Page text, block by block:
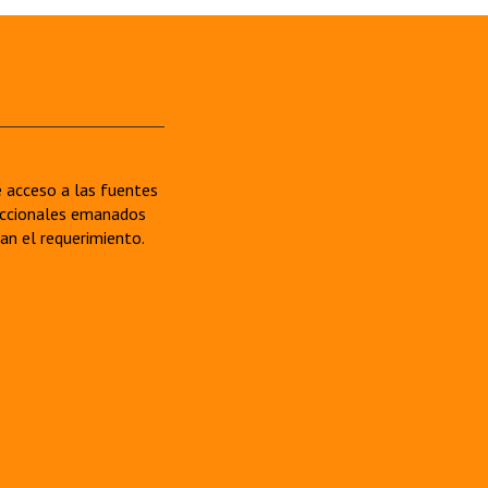
acceso a las fuentes
emanados
el requerimiento.